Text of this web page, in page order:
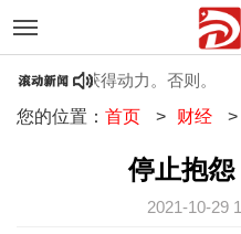
100天获得动力。否则。
您的位置： 首页 > 财经 >
停止抱
2021-10-29